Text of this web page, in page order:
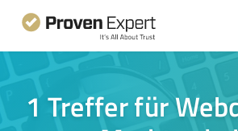
1 Treffer für